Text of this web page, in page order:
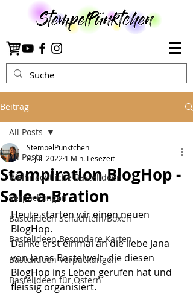
Beitrag
All Posts
Weihnachtliche Bastelideen
Verpackungen
Bastelideen Schachteln/Boxen
Bastelideen Besondere Karten
Bastelideen Verpackungen
Bastelideen für Ostern
All Posts
Stampiration BlogHop -
Sale-a-Bration
StempelPünktchen
8. Juli 2022 1 Min. Lesezeit
Heute starten wir einen neuen
BlogHop.
Danke erst einmal an die liebe Jana
von Janas Bastelwelt, die diesen
BlogHop ins Leben gerufen hat und
fleissig organisiert.